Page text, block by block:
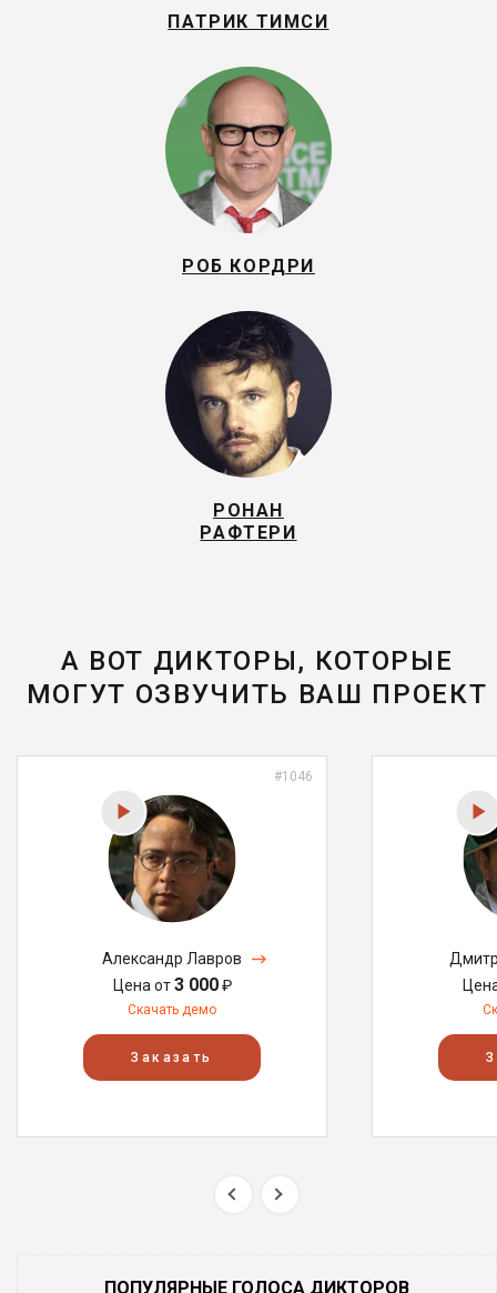
ПАТРИК ТИМСИ
РОБ КОРДРИ
РОНАН
РАФТЕРИ
А ВОТ ДИКТОРЫ, КОТОРЫЕ
МОГУТ ОЗВУЧИТЬ ВАШ ПРОЕКТ
#1046
Александр Лавров
Цена от3 000₽
Скачать демо
Заказать
ПОПУЛЯРНЫЕ ГОЛОСА ДИКТОРОВ